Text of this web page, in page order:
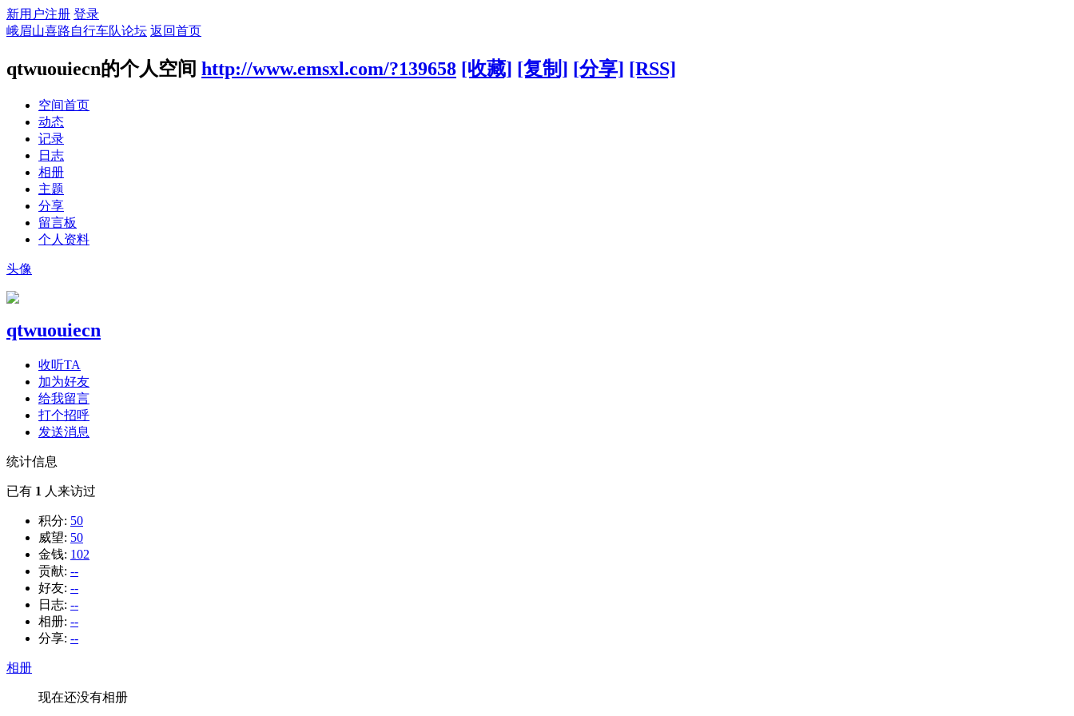
新用户注册 登录
峨眉山喜路自行车队论坛 返回首页
qtwuouiecn的个人空间 http://www.emsxl.com/?139658 [收藏] [复制] [分享] [RSS]
空间首页
动态
记录
日志
相册
主题
分享
留言板
个人资料
头像
qtwuouiecn
收听TA
加为好友
给我留言
打个招呼
发送消息
统计信息
已有 1 人来访过
积分: 50
威望: 50
金钱: 102
贡献: --
好友: --
日志: --
相册: --
分享: --
相册
现在还没有相册